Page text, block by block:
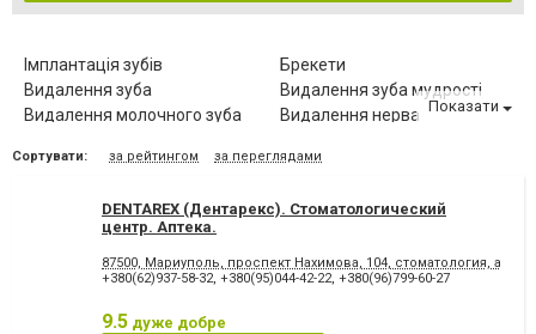
Імплантація зубів
Брекети
Видалення зуба
Видалення зуба мудрості
Видалення молочного зуба
Видалення нерва
Відбілювання зубів
Вініри
Діагностика зубів
Елайнери
Естетична реставрація
Зубні протези
Клиновидний дефект зубів
Комп'ютерна томографія
Коронка безметалова
Показати
Сортувати: за рейтингом за переглядами
DENTAREX (Дентарекс). Cтоматологический
центр. Аптeкa.
87500, Мариуполь, проспект Нахимова, 104, стоматология,
+380(62)937-58-32, +380(95)044-42-22, +380(96)799-60-27
9.5 дуже добре